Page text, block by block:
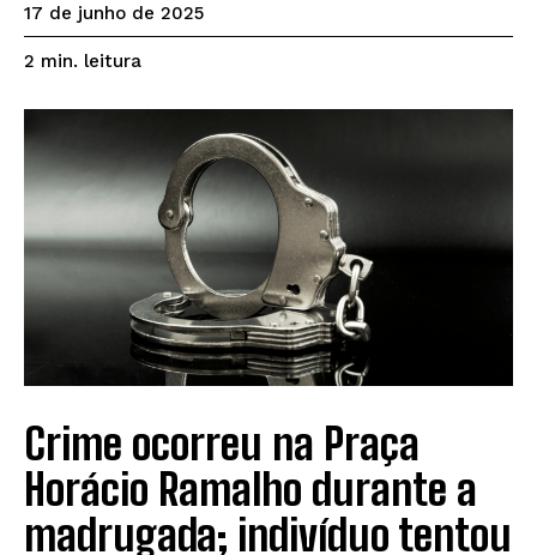
17 de junho de 2025
2 min. leitura
Crime ocorreu na Praça
Horácio Ramalho durante a
madrugada; indivíduo tentou